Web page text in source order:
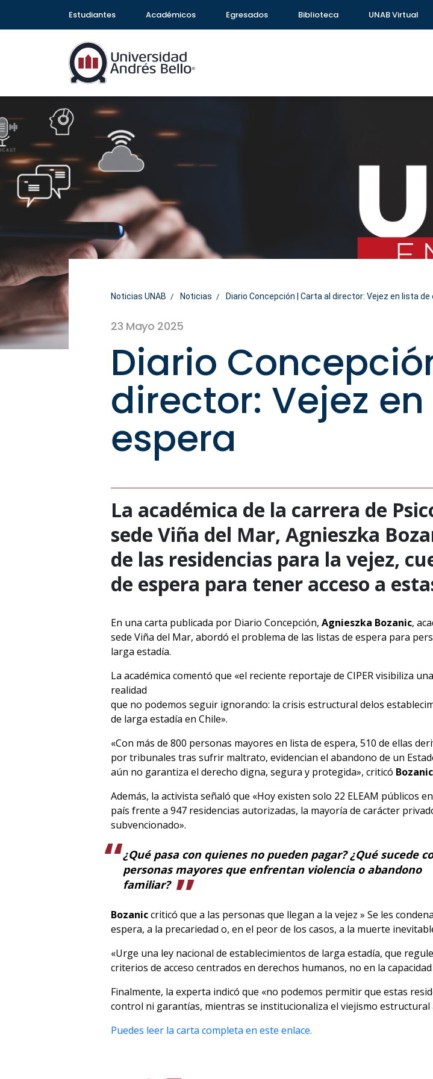
Estudiantes Académicos Egresados Biblioteca UNAB Virtual
Noticias UNAB Noticias Diario Concepción | Carta al director: Vejez en lista de
23 Mayo 2025
Diario
director: Vejez
espera
La académica de la carrera de
sede Viña del Mar, Agnieszka
de las residencias para la vejez,
de espera para tener acceso a
En una carta publicada por Diario Concepción, Agnieszka Bozanic,
sede Viña del Mar, abordó el problema de las listas de espera para
larga estadía.
La académica comentó que «el reciente reportaje de CIPER visibiliza una
realidad
que no podemos seguir ignorando: la crisis estructural delos
de larga estadía en Chile».
«Con más de 800 personas mayores en lista de espera, 510 de ellas
por tribunales tras sufrir maltrato, evidencian el abandono de un
aún no garantiza el derecho digna, segura y protegida», criticó Bozanic
Además, la activista señaló que «Hoy existen solo 22 ELEAM públicos
país frente a 947 residencias autorizadas, la mayoría de carácter
subvencionado».
¿Qué pasa con quienes no pueden pagar? ¿Qué sucede
personas mayores que enfrentan violencia o abandono
familiar?
Bozaniccriticó que a las personas que llegan a la vejez » Se les
espera, a la precariedad o, en el peor de los casos, a la muerte
«Urge una ley nacional de establecimientos de larga estadía, que
criterios de acceso centrados en derechos humanos, no en la
Finalmente, la experta indicó que «no podemos permitir que estas
control ni garantías, mientras se institucionaliza el viejismo estructural
Puedes leer la carta completa en este enlace.